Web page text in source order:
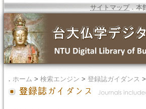
サイトマップ．本
． ホーム > 検索エンジン > 登録誌ガイダンス >